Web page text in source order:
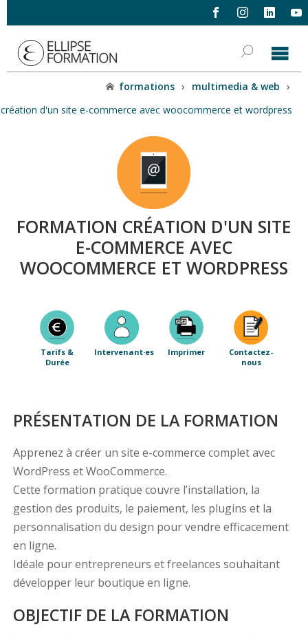
formations › multimedia & web ›
création d'un site e-commerce avec woocommerce et wordpress
FORMATION CRÉATION D'UN SITE
E-COMMERCE AVEC
WOOCOMMERCE ET WORDPRESS
Tarifs &
Durée
Intervenant·es Imprimer
Contactez-
nous
PRÉSENTATION DE LA FORMATION
Apprenez à créer un site e-commerce complet avec
WordPress et WooCommerce.
Cette formation pratique couvre l’installation, la
gestion des produits, le paiement, les plugins et la
personnalisation du design pour vendre efficacement
en ligne.
Idéale pour entrepreneurs et freelances souhaitant
développer leur boutique en ligne.
OBJECTIF DE LA FORMATION